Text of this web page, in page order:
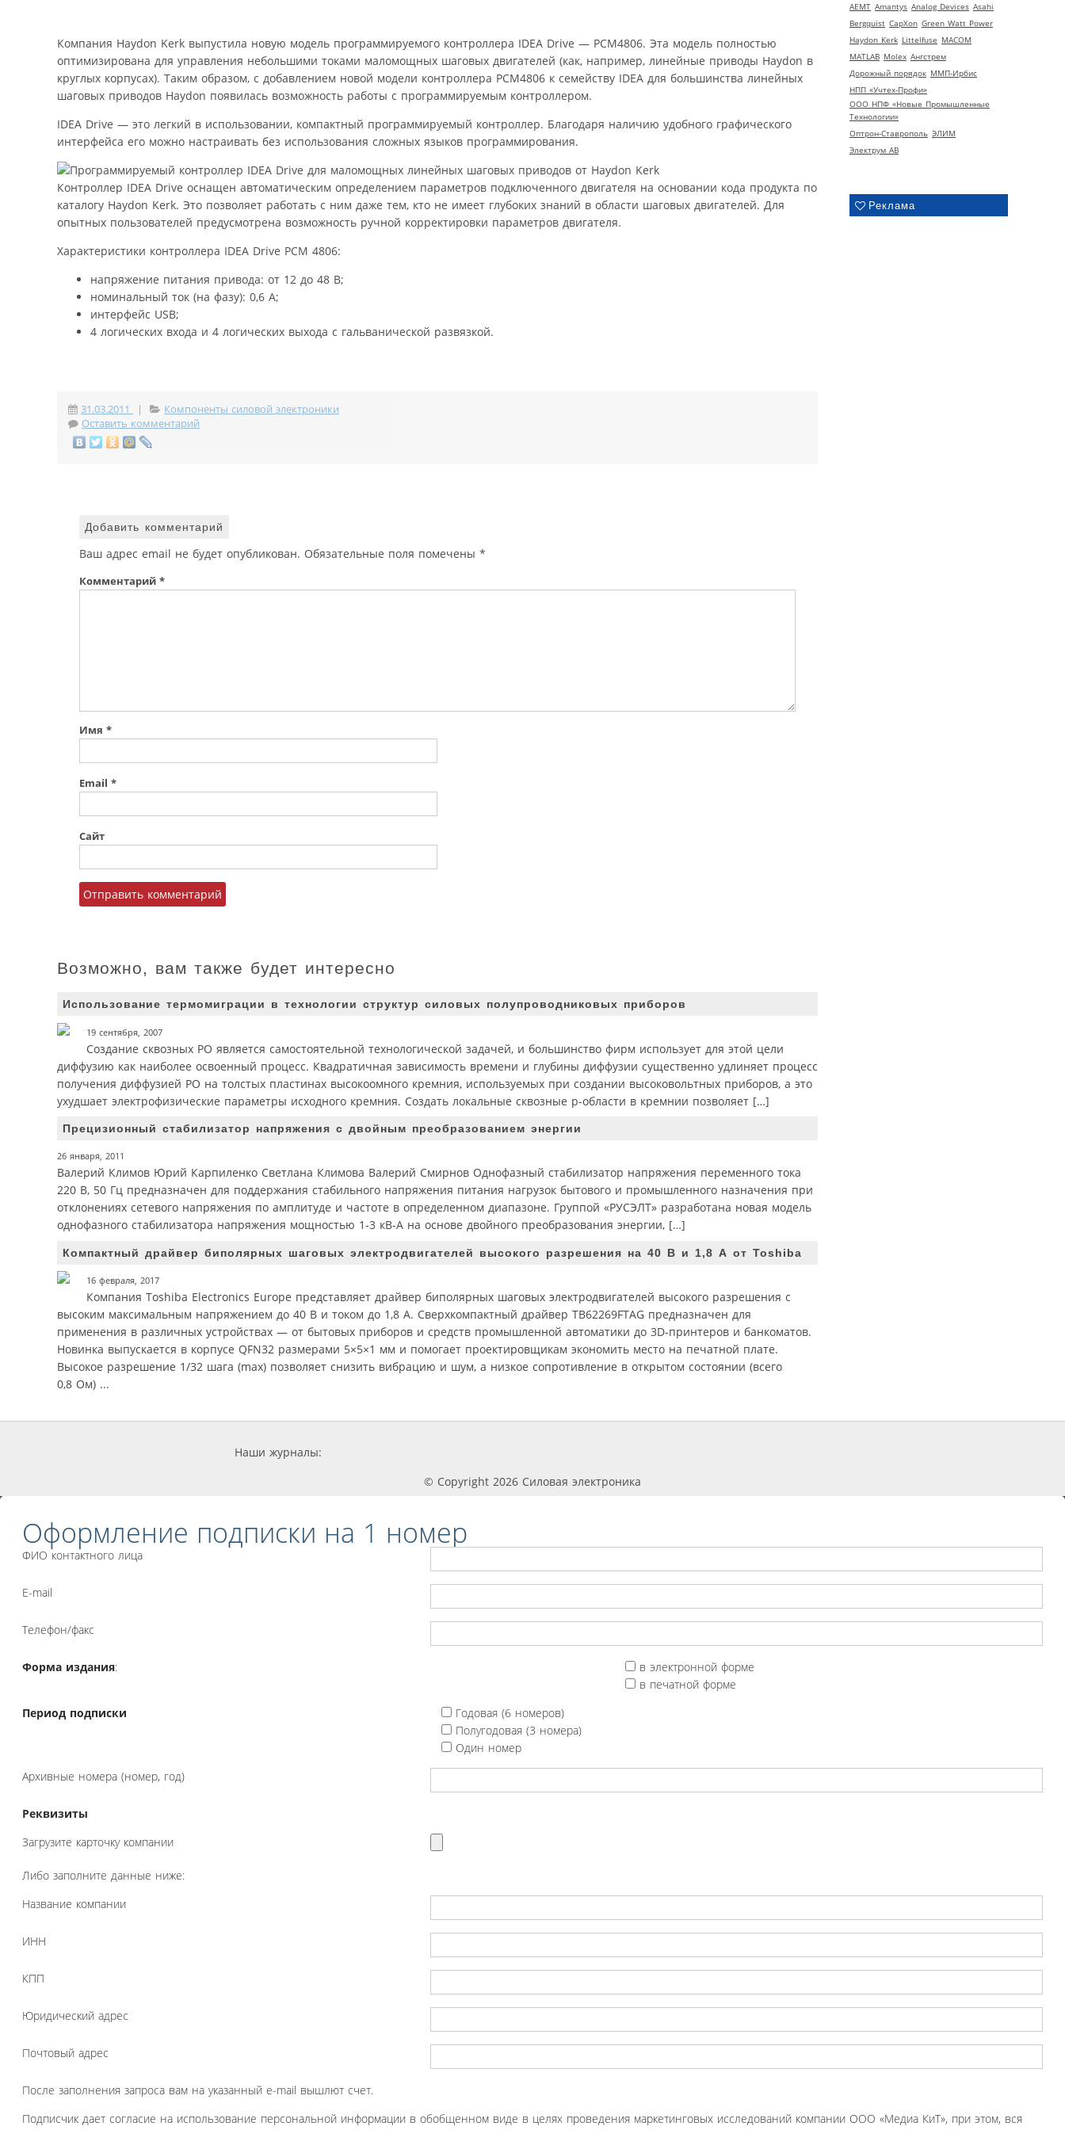
AEMT Amantys Analog Devices Asahi
Bergquist CapXon Green Watt Power
Haydon Kerk Littelfuse MACOM
MATLAB Molex Ангстрем
Дорожный порядок ММП-Ирбис
НПП «Учтех-Профи»
ООО НПФ «Новые Промышленные
Технологии»
Оптрон-Ставрополь ЭЛИМ
Электрум АВ
Реклама
Компания Haydon Kerk выпустила новую модель программируемого контроллера IDEA Drive — PCM4806. Эта модель полностью
оптимизирована для управления небольшими токами маломощных шаговых двигателей (как, например, линейные приводы Haydon в
круглых корпусах). Таким образом, с добавлением новой модели контроллера PCM4806 к семейству IDEA для большинства линейных
шаговых приводов Haydon появилась возможность работы с программируемым контроллером.
IDEA Drive — это легкий в использовании, компактный программируемый контроллер. Благодаря наличию удобного графического
интерфейса его можно настраивать без использования сложных языков программирования.
Контроллер IDEA Drive оснащен автоматическим определением параметров подключенного двигателя на основании кода продукта по
каталогу Haydon Kerk. Это позволяет работать с ним даже тем, кто не имеет глубоких знаний в области шаговых двигателей. Для
опытных пользователей предусмотрена возможность ручной корректировки параметров двигателя.
Характеристики контроллера IDEA Drive PCM 4806:
напряжение питания привода: от 12 до 48 В;
номинальный ток (на фазу): 0,6 А;
интерфейс USB;
4 логических входа и 4 логических выхода с гальванической развязкой.
31.03.2011 |
Компоненты силовой электроники
Оставить комментарий
Добавить комментарий
Ваш адрес email не будет опубликован. Обязательные поля помечены *
Комментарий *
Имя *
Email *
Сайт
Возможно, вам также будет интересно
Использование термомиграции в технологии структур силовых полупроводниковых приборов
19 сентября, 2007
Создание сквозных РО является самостоятельной технологической задачей, и большинство фирм использует для этой цели
диффузию как наиболее освоенный процесс. Квадратичная зависимость времени и глубины диффузии существенно удлиняет процесс
получения диффузией РО на толстых пластинах высокоомного кремния, используемых при создании высоковольтных приборов, а это
ухудшает электрофизические параметры исходного кремния. Создать локальные сквозные р-области в кремнии позволяет […]
Прецизионный стабилизатор напряжения с двойным преобразованием энергии
26 января, 2011
Валерий Климов Юрий Карпиленко Светлана Климова Валерий Смирнов Однофазный стабилизатор напряжения переменного тока
220 В, 50 Гц предназначен для поддержания стабильного напряжения питания нагрузок бытового и промышленного назначения при
отклонениях сетевого напряжения по амплитуде и частоте в определенном диапазоне. Группой «РУСЭЛТ» разработана новая модель
однофазного стабилизатора напряжения мощностью 1-3 кВ-А на основе двойного преобразования энергии, […]
Компактный драйвер биполярных шаговых электродвигателей высокого разрешения на 40 В и 1,8 А от Toshiba
16 февраля, 2017
Компания Toshiba Electronics Europe представляет драйвер биполярных шаговых электродвигателей высокого разрешения с
высоким максимальным напряжением до 40 В и током до 1,8 А. Сверхкомпактный драйвер TB62269FTAG предназначен для
применения в различных устройствах — от бытовых приборов и средств промышленной автоматики до 3D-принтеров и банкоматов.
Новинка выпускается в корпусе QFN32 размерами 5×5×1 мм и помогает проектировщикам экономить место на печатной плате.
Высокое разрешение 1/32 шага (max) позволяет снизить вибрацию и шум, а низкое сопротивление в открытом состоянии (всего
0,8 Ом) ...
Наши журналы:
© Copyright 2026 Силовая электроника
Оформление подписки на 1 номер
ФИО контактного лица
E-mail
Телефон/факс
Форма издания:
в электронной форме
в печатной форме
Период подписки
Годовая (6 номеров)
Полугодовая (3 номера)
Один номер
Архивные номера (номер, год)
Реквизиты
Загрузите карточку компании
Либо заполните данные ниже:
Название компании
ИНН
КПП
Юридический адрес
Почтовый адрес
После заполнения запроса вам на указанный e-mail вышлют счет.
Подписчик дает согласие на использование персональной информации в обобщенном виде в целях проведения маркетинговых исследований компании ООО «Медиа КиТ», при этом, вся